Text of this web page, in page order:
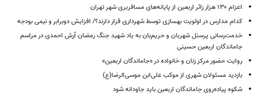
اعزام ۱۳۰ هزار زائر اربعین از پایانه‌های مسافربری شهر تهران
کدام مدارس در اولویت بهسازی توسط شهرداری قرار دارند؟/ افزایش دوبرابر و نیمی بودجه
خدمت‌رسانی پرسنل شهربان و حریم‌بان به یاد شهید جنگ رمضان آرش احمدی در مراسم
جاماندگان اربعین حسینی
روایت حضور مرکز زنان و خانواده در «جاماندگان اربعین»
بازدید مسئولان شهری از موکب علی‌ابن موسی‌الرضا(ع)
شکوه پیاده‌روی جاماندگان اربعین باید جاودانه شود